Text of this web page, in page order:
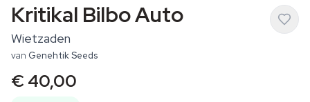
Kritikal Bilbo Auto
Wietzaden
van Genehtik Seeds
€ 40,00